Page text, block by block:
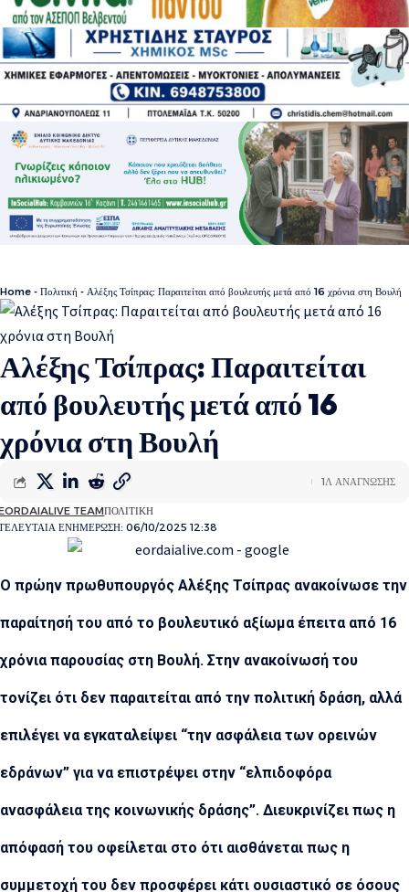
Home - Πολιτική - Αλέξης Τσίπρας: Παραιτείται από βουλευτής μετά από 16 χρόνια στη Βουλή
Αλέξης Τσίπρας: Παραιτείται
από βουλευτής μετά από 16
χρόνια στη Βουλή
ΕΝΗΜΕΡΩΣΗ: 06/10/2025 12:38
TEAMΠΟΛΙΤΙΚΗ
1Λ ΑΝΑΓΝΩΣΗΣ
Ο πρώην πρωθυπουργός Αλέξης Τσίπρας ανακοίνωσε την
παραίτησή του από το βουλευτικό αξίωμα έπειτα από 16
χρόνια παρουσίας στη Βουλή. Στην ανακοίνωσή του
τονίζει ότι δεν παραιτείται από την πολιτική δράση, αλλά
επιλέγει να εγκαταλείψει “την ασφάλεια των ορεινών
εδράνων” για να επιστρέψει στην “ελπιδοφόρα
ανασφάλεια της κοινωνικής δράσης”. Διευκρινίζει πως η
απόφασή του οφείλεται στο ότι αισθάνεται πως η
συμμετοχή του δεν προσφέρει κάτι ουσιαστικό σε όσους